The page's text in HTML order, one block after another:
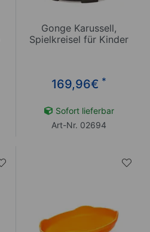
Gonge Karussell,
Spielkreisel für Kinder
169,96€ *
Sofort lieferbar
Art-Nr. 02694